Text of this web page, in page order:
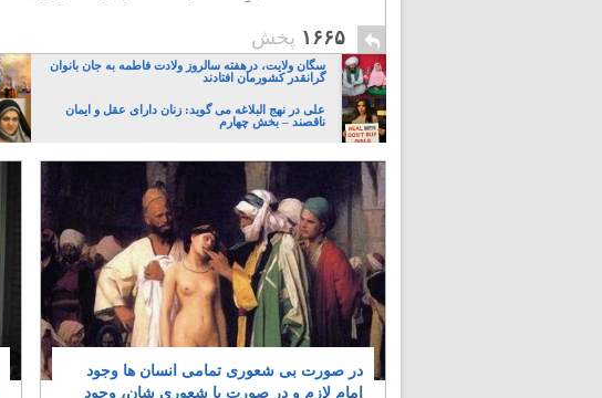
۱۶۶۵ پخش
سگان ولایت، درهفته سالروز ولادت فاطمه به جان بانوان
گرانقدر کشورمان افتادند
علی در نهج البلاغه می گوید: زنان دارای عقل و ایمان
ناقصند – بخش چهارم
در صورت بی شعوری تمامی انسان ها وجود
امام لازم و در صورت با شعوری شان، وجود